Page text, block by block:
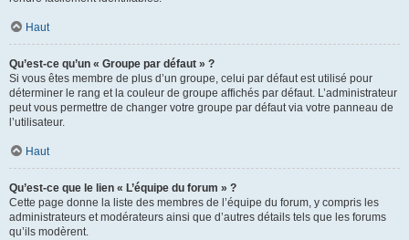
Haut
Qu’est-ce qu’un « Groupe par défaut » ?
Si vous êtes membre de plus d’un groupe, celui par défaut est utilisé pour
déterminer le rang et la couleur de groupe affichés par défaut. L’administrateur
peut vous permettre de changer votre groupe par défaut via votre panneau de
l’utilisateur.
Haut
Qu’est-ce que le lien « L’équipe du forum » ?
Cette page donne la liste des membres de l’équipe du forum, y compris les
administrateurs et modérateurs ainsi que d’autres détails tels que les forums
qu’ils modèrent.